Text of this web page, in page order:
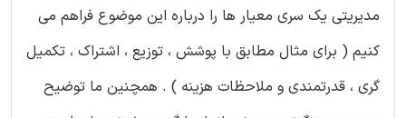
مدیریتی یک سری معیار ها را درباره این موضوع فراهم می
کنیم ( برای مثال مطابق با پوشش ، توزیع ، اشتراک ، تکمیل
گری ، قدرتمندی و ملاحظات هزینه ) . همچنین ما توضیح